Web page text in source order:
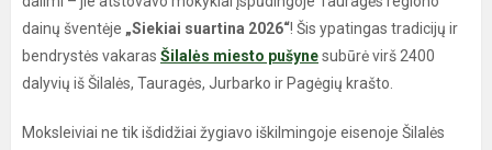
dainų šventėje „Siekiai suartina 2026“! Šis ypatingas tradicijų ir
bendrystės vakaras Šilalės miesto pušynesubūrė virš 2400
dalyvių iš Šilalės, Tauragės, Jurbarko ir Pagėgių krašto.
Moksleiviai ne tik išdidžiai žygiavo iškilmingoje eisenoje Šilalės